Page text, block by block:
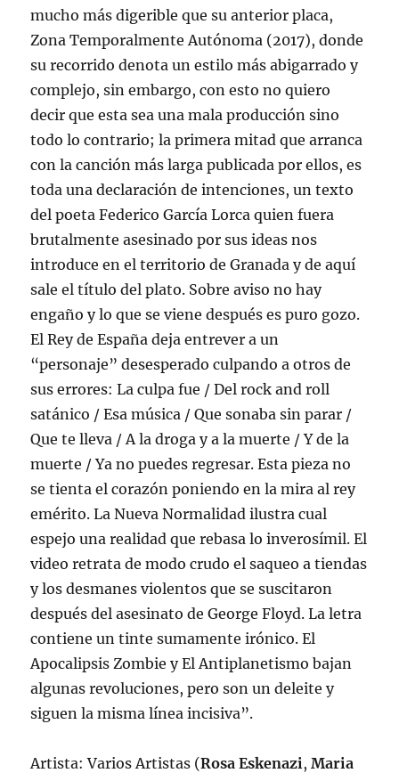
mucho más digerible que su anterior placa,
Zona Temporalmente Autónoma (2017), donde
su recorrido denota un estilo más abigarrado y
complejo, sin embargo, con esto no quiero
decir que esta sea una mala producción sino
todo lo contrario; la primera mitad que arranca
con la canción más larga publicada por ellos, es
toda una declaración de intenciones, un texto
del poeta Federico García Lorca quien fuera
brutalmente asesinado por sus ideas nos
introduce en el territorio de Granada y de aquí
sale el título del plato. Sobre aviso no hay
engaño y lo que se viene después es puro gozo.
El Rey de España deja entrever a un
“personaje” desesperado culpando a otros de
sus errores: La culpa fue / Del rock and roll
satánico / Esa música / Que sonaba sin parar /
Que te lleva / A la droga y a la muerte / Y de la
muerte / Ya no puedes regresar. Esta pieza no
se tienta el corazón poniendo en la mira al rey
emérito. La Nueva Normalidad ilustra cual
espejo una realidad que rebasa lo inverosímil. El
video retrata de modo crudo el saqueo a tiendas
y los desmanes violentos que se suscitaron
después del asesinato de George Floyd. La letra
contiene un tinte sumamente irónico. El
Apocalipsis Zombie y El Antiplanetismo bajan
algunas revoluciones, pero son un deleite y
siguen la misma línea incisiva”.
Artista: Varios Artistas (Rosa Eskenazi,Maria